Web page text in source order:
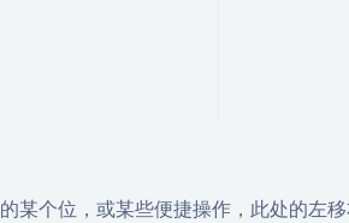
某个位，或某些便捷操作，此处的左